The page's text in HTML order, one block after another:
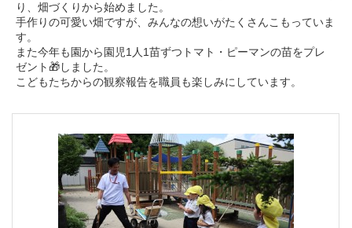
り、畑づくりから始めました。
手作りの可愛い畑ですが、みんなの想いがたくさんこもっていま
す。
また今年も園から園児1人1苗ずつトマト・ピーマンの苗をプレ
ゼント🎁しました。
こどもたちからの観察報告を職員も楽しみにしています。